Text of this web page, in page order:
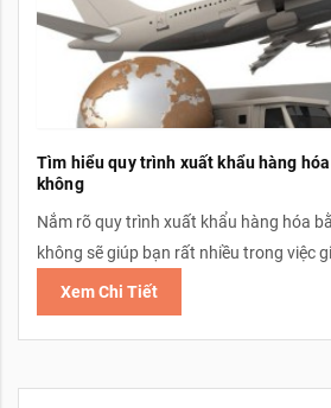
Tìm hiểu quy trình xuất khẩu hàng
không
Nắm rõ quy trình xuất khẩu hàng hóa
không sẽ giúp bạn rất nhiều trong việc
Xem Chi Tiết